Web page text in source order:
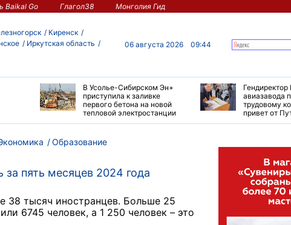
Baikal Go Глагол38 Монголия Гид
Киренск
Иркутская область
06 августа 2026 09:44
В Усолье-Сибирском Эн+
приступила к заливке
первого бетона на новой
тепловой электростанции
Гендиректор
авиазавода
трудовому
привет от
Образование
пять месяцев 2024 года
38 тысяч иностранцев. Больше 25
6745 человек, а 1 250 человек – это